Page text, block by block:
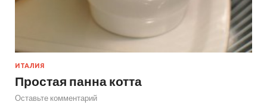
ИТАЛИЯ
Простая панна котта
Оставьте комментарий